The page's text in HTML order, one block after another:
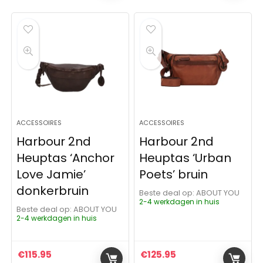
ACCESSOIRES
Harbour 2nd
Heuptas ‘Anchor
Love Jamie’
donkerbruin
Beste deal op:
ABOUT YOU
2-4 werkdagen in huis
€115.95
ACCESSOIRES
Harbour 2nd
Heuptas ‘Urban
Poets’ bruin
Beste deal op:
ABOUT YOU
2-4 werkdagen in huis
€125.95